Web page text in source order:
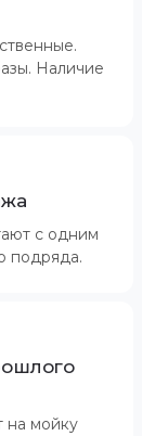
Наличие
с одним
подряда.
на мойку